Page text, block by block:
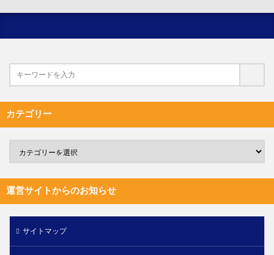
カテゴリー
運営サイトからのお知らせ
サイトマップ